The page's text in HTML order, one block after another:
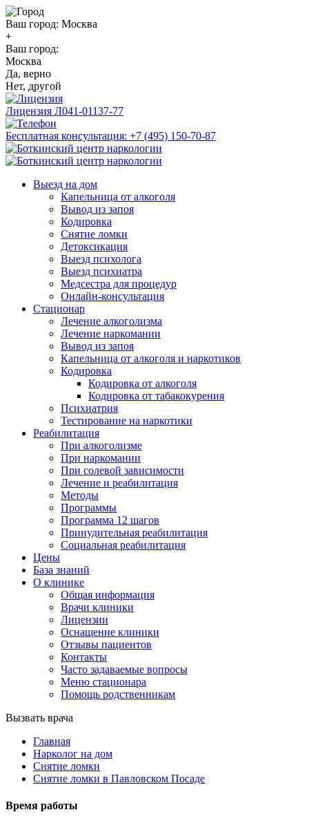
Ваш город: Москва
+
Ваш город:
Москва
Да, верно
Нет, другой
Лицензия Л041-01137-77
Бесплатная консультация: +7 (495) 150-70-87
Выезд на дом
Капельница от алкоголя
Вывод из запоя
Кодировка
Снятие ломки
Детоксикация
Выезд психолога
Выезд психиатра
Медсестра для процедур
Онлайн-консультация
Стационар
Лечение алкоголизма
Лечение наркомании
Вывод из запоя
Капельница от алкоголя и наркотиков
Кодировка
Кодировка от алкоголя
Кодировка от табакокурения
Психиатрия
Тестирование на наркотики
Реабилитация
При алкоголизме
При наркомании
При солевой зависимости
Лечение и реабилитация
Методы
Программы
Программа 12 шагов
Принудительная реабилитация
Социальная реабилитация
Цены
База знаний
О клинике
Общая информация
Врачи клиники
Лицензии
Оснащение клиники
Отзывы пациентов
Контакты
Часто задаваемые вопросы
Меню стационара
Помощь родственникам
Вызвать врача
Главная
Нарколог на дом
Снятие ломки
Снятие ломки в Павловском Посаде
Время работы